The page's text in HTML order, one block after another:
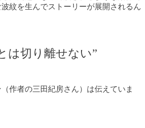
紋を生んでストーリーが展開されるん
は切り離せない”
作者の三田紀房さん）は伝えていま